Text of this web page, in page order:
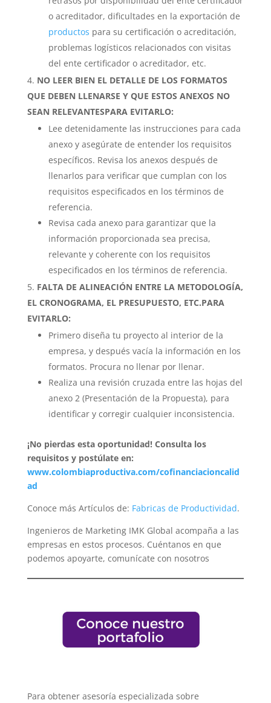
o acreditador, dificultades en la exportación de
productos para su certificación o acreditación,
problemas logísticos relacionados con visitas
del ente certificador o acreditador, etc.
NO LEER BIEN EL DETALLE DE LOS FORMATOS
QUE DEBEN LLENARSE Y QUE ESTOS ANEXOS NO
SEAN RELEVANTESPARA EVITARLO:
Lee detenidamente las instrucciones para cada
anexo y asegúrate de entender los requisitos
específicos. Revisa los anexos después de
llenarlos para verificar que cumplan con los
requisitos especificados en los términos de
referencia.
Revisa cada anexo para garantizar que la
información proporcionada sea precisa,
relevante y coherente con los requisitos
especificados en los términos de referencia.
FALTA DE ALINEACIÓN ENTRE LA METODOLOGÍA,
EL CRONOGRAMA, EL PRESUPUESTO, ETC.PARA
EVITARLO:
Primero diseña tu proyecto al interior de la
empresa, y después vacía la información en los
formatos. Procura no llenar por llenar.
Realiza una revisión cruzada entre las hojas del
anexo 2 (Presentación de la Propuesta), para
identificar y corregir cualquier inconsistencia.
¡No pierdas esta oportunidad! Consulta los
requisitos y postúlate en:
www.colombiaproductiva.com/cofinanciacioncalid
ad
Conoce más Artículos de: Fabricas de Productividad.
Ingenieros de Marketing IMK Global acompaña a las
empresas en estos procesos. Cuéntanos en que
podemos apoyarte, comunícate con nosotros
Para obtener asesoría especializada sobre